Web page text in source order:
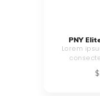
PNY
Lorem
$